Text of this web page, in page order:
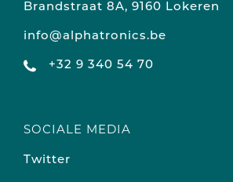
Brandstraat 8A, 9160 Lokeren
info@alphatronics.be
+32 9 340 54 70
SOCIALE MEDIA
Twitter